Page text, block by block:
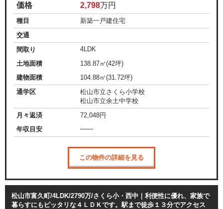
価格 2,798万円
種目
新築一戸建住宅
交通
間取り
4LDK
土地面積
138.87㎡(42坪)
建物面積
104.88㎡(31.72坪)
通学区
松山市立さくら小学校
松山市立余土中学校
月々返済
72,048円
年収目安
——
この物件の詳細を見る
松山市富久町/4LDK/2790万/さくら小・西中｜利便性に優れ、家族で
暮らすにもピッタリな４ＬＤＫです。駅まで徒歩１３分でアクセス